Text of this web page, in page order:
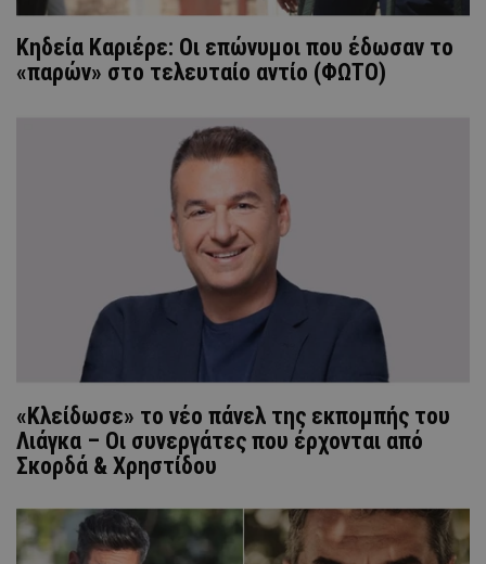
Κηδεία Καριέρε: Οι επώνυμοι που έδωσαν το
«παρών» στο τελευταίο αντίο (ΦΩΤΟ)
«Κλείδωσε» το νέο πάνελ της εκπομπής του
Λιάγκα – Οι συνεργάτες που έρχονται από
Σκορδά & Χρηστίδου